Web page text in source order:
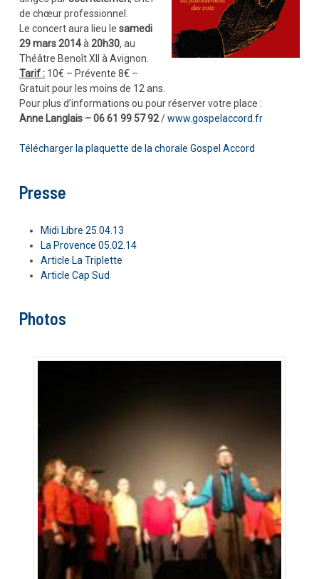
de chœur professionnel.
Le concert aura lieu le samedi
29 mars 2014à 20h30, au
Théâtre Benoît XII à Avignon.
Tarif :10€ – Prévente 8€ –
Gratuit pour les moins de 12 ans.
Pour plus d’informations ou pour réserver votre place :
Anne Langlais – 06 61 99 57 92/www.gospelaccord.fr
Télécharger la plaquette de la chorale Gospel Accord
Presse
Midi Libre 25.04.13
La Provence 05.02.14
Article La Triplette
Article Cap Sud
Photos